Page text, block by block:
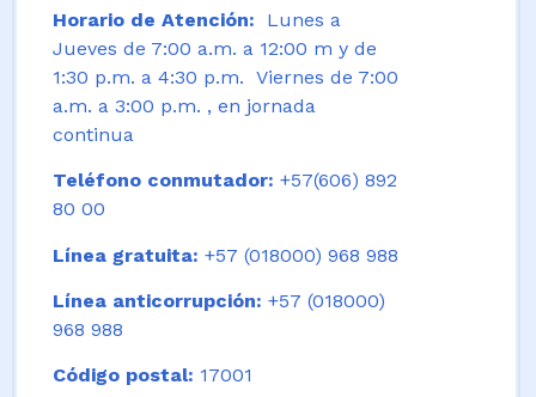
Horario de Atención:
Lunes a
Jueves de 7:00 a.m. a 12:00 m y de
1:30 p.m. a 4:30 p.m. Viernes de 7:00
a.m. a 3:00 p.m. , en jornada
continua
Teléfono conmutador: +57(606) 892
80 00
Línea gratuita: +57 (018000) 968 988
Línea anticorrupción: +57 (018000)
968 988
Código postal: 17001